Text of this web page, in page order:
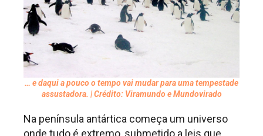
… e daqui a pouco o tempo vai mudar para uma tempestade
assustadora. | Crédito: Viramundo e Mundovirado
Na península antártica começa um universo
onde tudo é extremo, submetido a leis que